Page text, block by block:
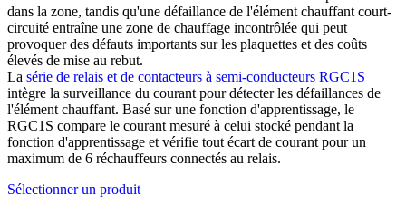
dans la zone, tandis qu'une défaillance de l'élément chauffant court-
circuité entraîne une zone de chauffage incontrôlée qui peut
provoquer des défauts importants sur les plaquettes et des coûts
élevés de mise au rebut.
La série de relais et de contacteurs à semi-conducteurs RGC1S
intègre la surveillance du courant pour détecter les défaillances de
l'élément chauffant. Basé sur une fonction d'apprentissage, le
RGC1S compare le courant mesuré à celui stocké pendant la
fonction d'apprentissage et vérifie tout écart de courant pour un
maximum de 6 réchauffeurs connectés au relais.
Sélectionner un produit